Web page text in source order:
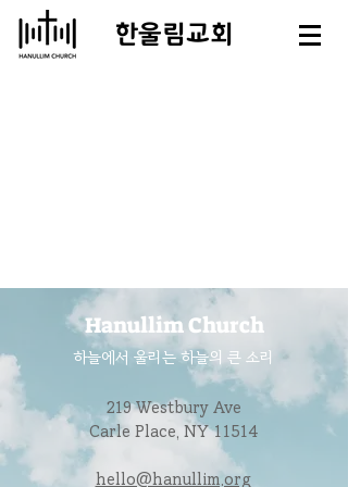
​한울림교회
Hanullim Church
하늘에서 울리는 하늘의 큰 소리
219 Westbury Ave
Carle Place, NY 11514
hello@hanullim.org